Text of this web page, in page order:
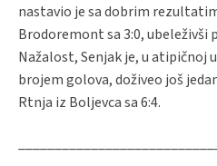
nastavio je sa dobrim
Brodoremont sa 3:0, ubeleživši
Nažalost, Senjak je, u atipičnoj
brojem golova, doživeo još
Rtnja iz Boljevca sa 6:4.